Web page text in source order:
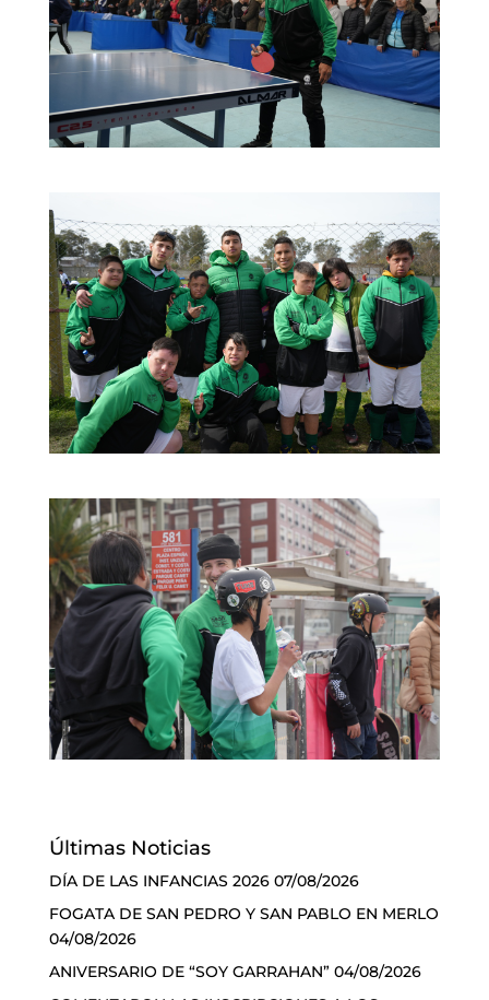
Últimas Noticias
DÍA DE LAS INFANCIAS 2026 07/08/2026
FOGATA DE SAN PEDRO Y SAN PABLO EN MERLO
04/08/2026
ANIVERSARIO DE “SOY GARRAHAN” 04/08/2026